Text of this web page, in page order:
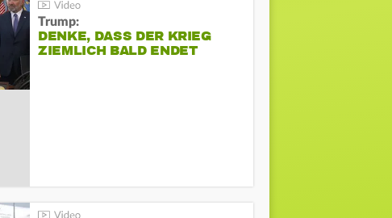
Trump:
DENKE, DASS DER KRIEG
ZIEMLICH BALD ENDET